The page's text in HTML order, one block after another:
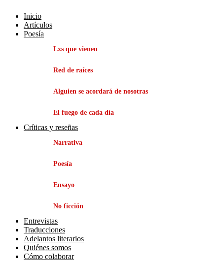
Inicio
Artículos
Poesía
Lxs que vienen
Red de raíces
Alguien se acordará de nosotras
El fuego de cada día
Críticas y reseñas
Narrativa
Poesía
Ensayo
No ficción
Entrevistas
Traducciones
Adelantos literarios
Quiénes somos
Cómo colaborar